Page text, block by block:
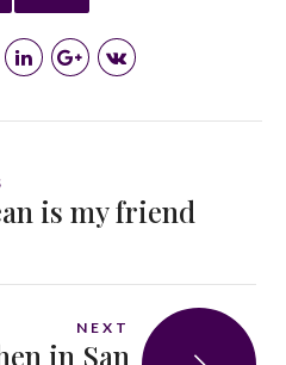
is my friend
NEXT
in San